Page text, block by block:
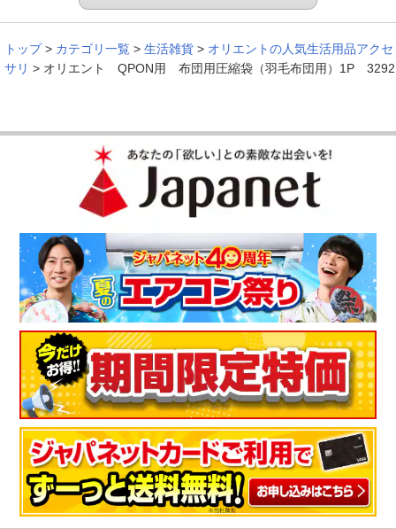
トップ > カテゴリ一覧 > 生活雑貨 > オリエントの人気生活用品アクセ
サリ > オリエント QPON用 布団用圧縮袋（羽毛布団用）1P 3292